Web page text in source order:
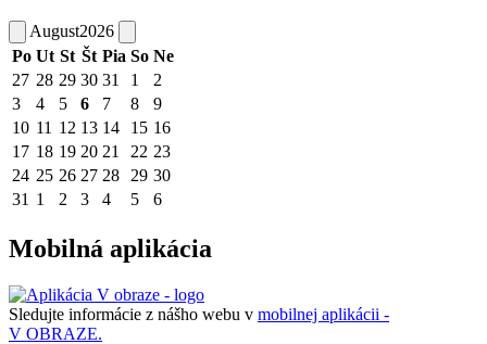
August2026
Po Ut St Št Pia So Ne
27 28 29 30 31 1
2
3
4 5 6 7 8
9
10 11 12 13 14 15 16
17 18 19 20 21 22 23
24 25 26 27 28 29 30
31 1 2 3 4 5 6
Mobilná aplikácia
Sledujte informácie z nášho webu v mobilnej aplikácii -
V OBRAZE.